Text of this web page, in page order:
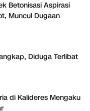
Betonisasi Aspirasi
Muncul Dugaan
Diduga Terlibat
di Kalideres Mengaku